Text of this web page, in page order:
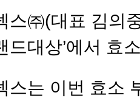
스㈜(대표 김의
드대상’에서 효
스는 이번 효소